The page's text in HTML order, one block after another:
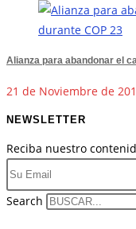
Alianza para abandonar el
21 de Noviembre de
NEWSLETTER
Reciba nuestro
Search